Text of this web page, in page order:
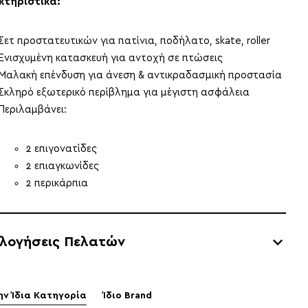
προστατευτικών για πατίνια, ποδήλατο, skate, roller
Ενισχυμένη κατασκευή για αντοχή σε πτώσεις
Μαλακή επένδυση για άνεση & αντικραδασμική προστασία
εξωτερικό περίβλημα για μέγιστη ασφάλεια
Περιλαμβάνει:
2 επιγονατίδες
2 επιαγκωνίδες
2 περικάρπια
Πελατών
Ίδια Κατηγορία Ίδιο Brand